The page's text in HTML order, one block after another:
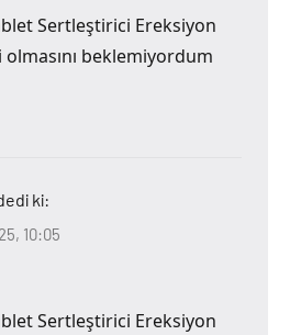
Sertleştirici Ereksiyon
beklemiyordum
ki:
10:05
Sertleştirici Ereksiyon